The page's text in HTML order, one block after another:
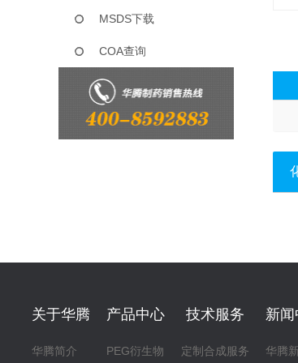
MSDS下载
COA查询
关于华腾
华腾简介
产品中心
PEG衍生物
技术服务
定制合成服务
新
华腾